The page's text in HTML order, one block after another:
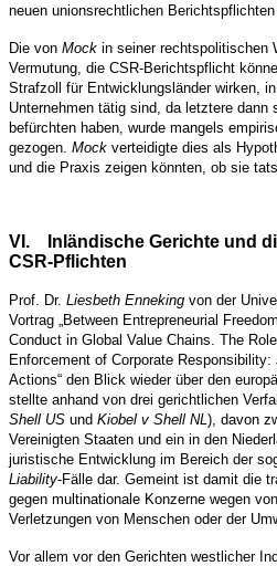
neuen unionsrechtlichen Berichtspflichten
Die von Mock in seiner rechtspolitischen
Vermutung, die CSR-Berichtspflicht
Strafzoll für Entwicklungsländer wirken,
Unternehmen tätig sind, da letztere dann
befürchten haben, wurde mangels
gezogen. Mock verteidigte dies als
und die Praxis zeigen könnten, ob sie
VI.
Inländische Gerichte und
CSR-Pflichten
Prof. Dr. Liesbeth Enneking von der
Vortrag „Between Entrepreneurial
Conduct in Global Value Chains. The
Enforcement of Corporate
Actions“ den Blick wieder über den
stellte anhand von drei gerichtlichen
Shell US und Kiobel v Shell NL ), davon
Vereinigten Staaten und ein in den
juristische Entwicklung im Bereich der
Liability-Fälle dar. Gemeint ist damit die
gegen multinationale Konzerne wegen
Verletzungen von Menschen oder der
Vor allem vor den Gerichten westlicher